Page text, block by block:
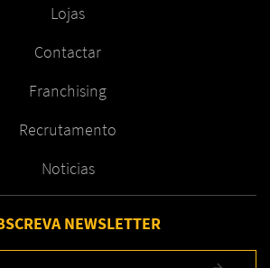
Lojas
Contactar
Franchising
Recrutamento
Noticias
NEWSLETTER